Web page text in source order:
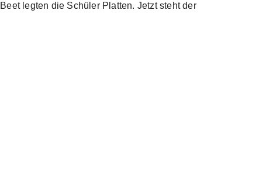
legten die Schüler Platten. Jetzt steht der